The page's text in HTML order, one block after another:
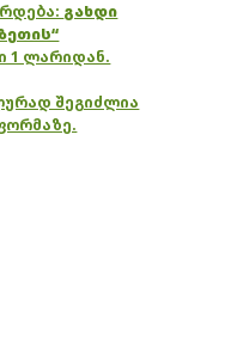
გახდი
1 ლარიდან.
შეგიძლია